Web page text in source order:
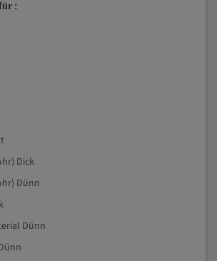
:
Dick
Dünn
Dünn